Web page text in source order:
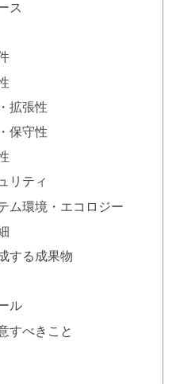
ス
拡張性
保守性
リティ
ム環境・エコロジー
する成果物
ル
すべきこと